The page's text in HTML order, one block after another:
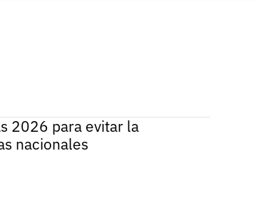
2026 para evitar la
nacionales